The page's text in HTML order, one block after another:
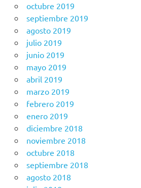
octubre 2019
septiembre 2019
agosto 2019
julio 2019
junio 2019
mayo 2019
abril 2019
marzo 2019
febrero 2019
enero 2019
diciembre 2018
noviembre 2018
octubre 2018
septiembre 2018
agosto 2018